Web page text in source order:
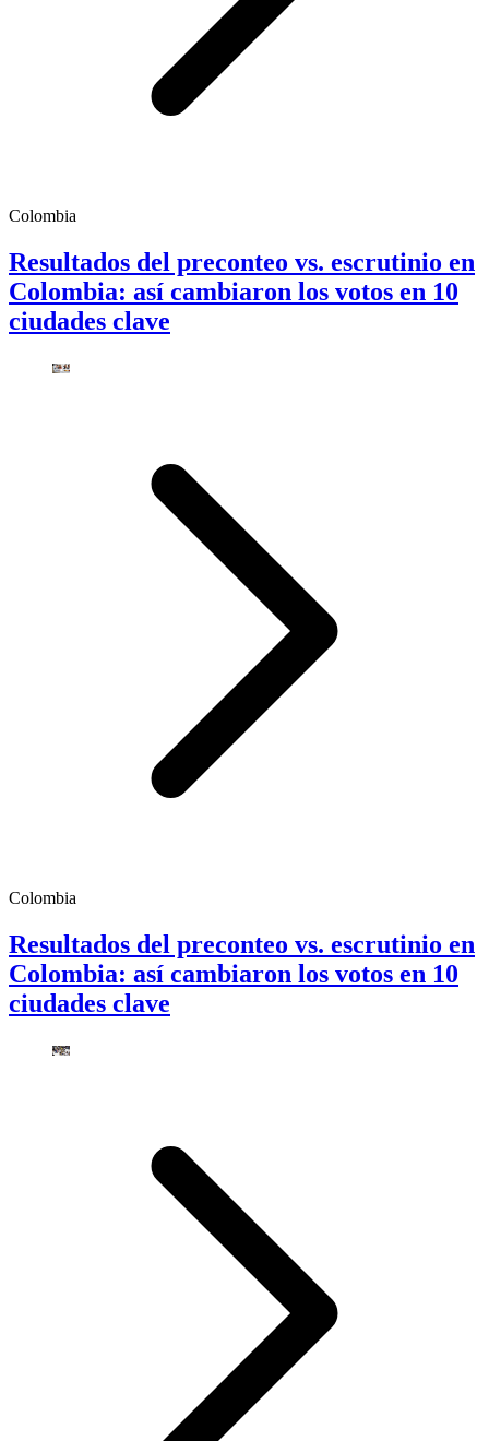
Colombia
Resultados del preconteo vs. escrutinio en
Colombia: así cambiaron los votos en 10
ciudades clave
Colombia
Resultados del preconteo vs. escrutinio en
Colombia: así cambiaron los votos en 10
ciudades clave